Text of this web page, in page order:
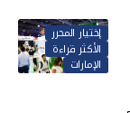
إختيار المحرر
الأكثر قراءة
الإمارات